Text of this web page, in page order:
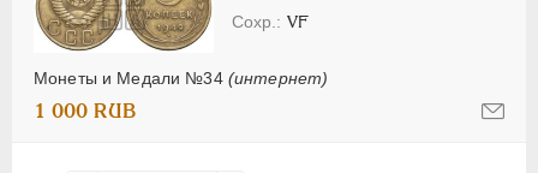
Монеты и Медали №34 (интернет)
VF
1 000 RUB